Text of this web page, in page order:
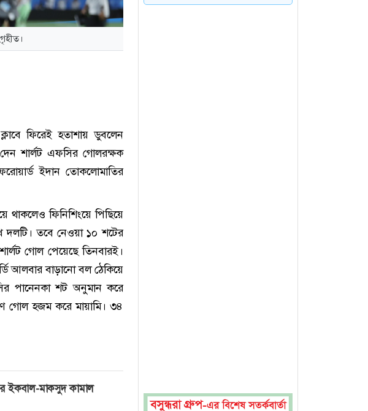
ফিরেই হতাশায় ডুবলেন
দেন শার্লট এফসির গোলরক্ষক
ফরোয়ার্ড ইদান তোকলোমাতির
থাকলেও ফিনিশিংয়ে পিছিয়ে
দলটি। তবে নেওয়া ১০ শটের
গোল পেয়েছে তিনবারই।
আলবার বাড়ানো বল ঠেকিয়ে
পানেনকা শট অনুমান করে
গোল হজম করে মায়ামি। ৩৪
ইকবাল-মাকসুদ কামাল